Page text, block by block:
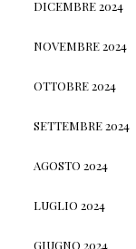
DICEMBRE 2024
NOVEMBRE 2024
OTTOBRE 2024
SETTEMBRE 2024
AGOSTO 2024
LUGLIO 2024
GIUGNO 2024